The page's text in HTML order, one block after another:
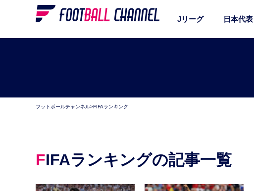
Jリーグ 日本代表
フットボールチャンネル>FIFAランキング
FIFAランキングの記事一覧